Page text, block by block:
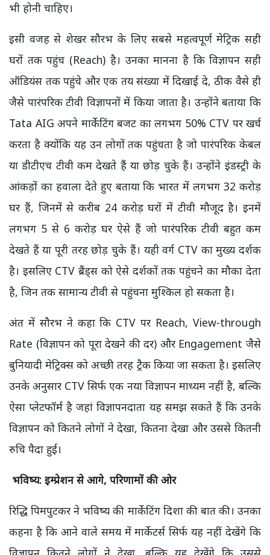
भी होनी चाहिए।
इसी वजह से शेखर सौरभ के लिए सबसे महत्वपूर्ण मेट्रिक सही
घरों तक पहुंच (Reach) है। उनका मानना है कि विज्ञापन सही
ऑडियंस तक पहुंचे और एक तय संख्या में दिखाई दे, ठीक वैसे ही
जैसे पारंपरिक टीवी विज्ञापनों में किया जाता है। उन्होंने बताया कि
Tata AIG अपने मार्केटिंग बजट का लगभग 50% CTV पर खर्च
करता है क्योंकि यह उन लोगों तक पहुंचता है जो पारंपरिक केबल
या डीटीएच टीवी कम देखते हैं या छोड़ चुके हैं। उन्होंने इंडस्ट्री के
आंकड़ों का हवाला देते हुए बताया कि भारत में लगभग 32 करोड़
घर हैं, जिनमें से करीब 24 करोड़ घरों में टीवी मौजूद है। इनमें
लगभग 5 से 6 करोड़ घर ऐसे हैं जो पारंपरिक टीवी बहुत कम
देखते हैं या पूरी तरह छोड़ चुके हैं। यही वर्ग CTV का मुख्य दर्शक
है। इसलिए CTV ब्रैंड्स को ऐसे दर्शकों तक पहुंचने का मौका देता
है, जिन तक सामान्य टीवी से पहुंचना मुश्किल हो सकता है।
अंत में सौरभ ने कहा कि CTV पर Reach, View-through
Rate (विज्ञापन को पूरा देखने की दर) और Engagement जैसे
बुनियादी मेट्रिक्स को अच्छी तरह ट्रैक किया जा सकता है। इसलिए
उनके अनुसार CTV सिर्फ एक नया विज्ञापन माध्यम नहीं है, बल्कि
ऐसा प्लेटफॉर्म है जहां विज्ञापनदाता यह समझ सकते हैं कि उनके
विज्ञापन को कितने लोगों ने देखा, कितना देखा और उससे कितनी
रुचि पैदा हुई।
भविष्य: इम्प्रेशन से आगे, परिणामों की ओर
रिद्धि पिमपुटकर ने भविष्य की मार्केटिंग दिशा की बात की। उनका
कहना है कि आने वाले समय में मार्केटर्स सिर्फ यह नहीं देखेंगे कि